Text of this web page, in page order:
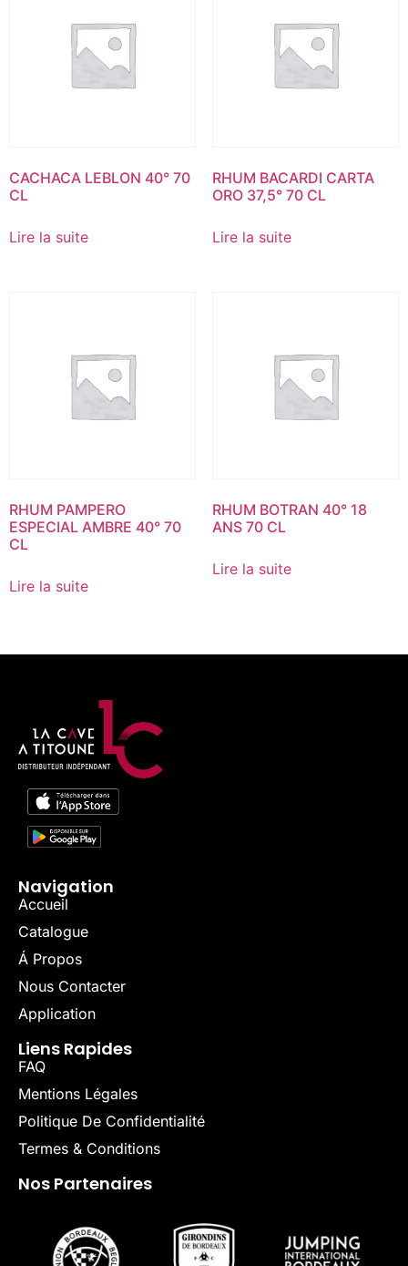
CACHACA LEBLON 40° 70
CL
Lire la suite
RHUM BACARDI CARTA
ORO 37,5° 70 CL
Lire la suite
RHUM PAMPERO
ESPECIAL AMBRE 40° 70
CL
Lire la suite
RHUM BOTRAN 40° 18
ANS 70 CL
Lire la suite
Navigation
Accueil
Catalogue
Á Propos
Nous Contacter
Application
Liens Rapides
FAQ
Mentions Légales
Politique De Confidentialité
Termes & Conditions
Nos Partenaires